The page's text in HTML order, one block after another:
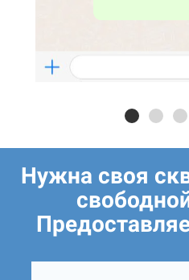
Нужна своя